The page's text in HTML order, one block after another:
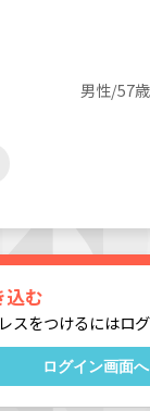
男性/57
込む
スをつけるにはログ
ログイン画面へ